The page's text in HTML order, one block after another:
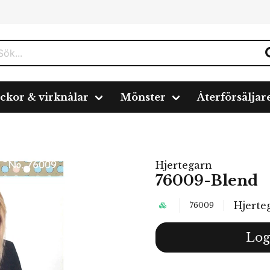
& virknålar Mönster
Hjertegarn
76009-Blend
76009